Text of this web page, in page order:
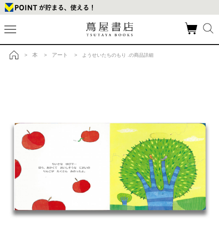
> 本 > アート > ようせいたちのもり .の商品詳細